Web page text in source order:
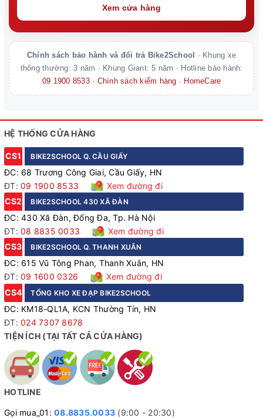
Xem cửa hàng
Chính sách bảo hành và đổi trả Bike2School
· Khung xe
thông thường: 3 năm · Khung Giant: 5 năm · Hotline bảo hành:
09 1900 8533· Chính sách kiểm hàng · HomeCare
HỆ THỐNG CỬA HÀNG
CS1 BIKE2SCHOOL Q. CẦU GIẤY
ĐC: 68 Trương Công Giai, Cầu Giấy, HN
ĐT: 09 1900 8533
Xem đường đi
CS2
BIKE2SCHOOL 430 XÃ ĐÀN
ĐC: 430 Xã Đàn, Đống Đa, Tp. Hà Nội
ĐT: 08 8835 0033
Xem đường đi
CS3
BIKE2SCHOOL Q. THANH XUÂN
ĐC: 615 Vũ Tông Phan, Thanh Xuân, HN
ĐT: 09 1600 0326
Xem đường đi
CS4
TỔNG KHO XE ĐẠP BIKE2SCHOOL
ĐC: KM18-QL1A, KCN Thường Tín, HN
ĐT: 024 7307 8678
TIỆN ÍCH (TẠI TẤT CẢ CỬA HÀNG)
HOTLINE
Gọi mua_01: 08.8835.0033 (9:00 - 20:30)